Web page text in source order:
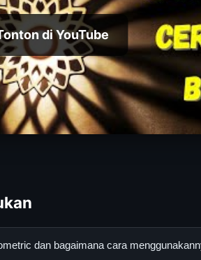
di YouTube
dan bagaimana cara